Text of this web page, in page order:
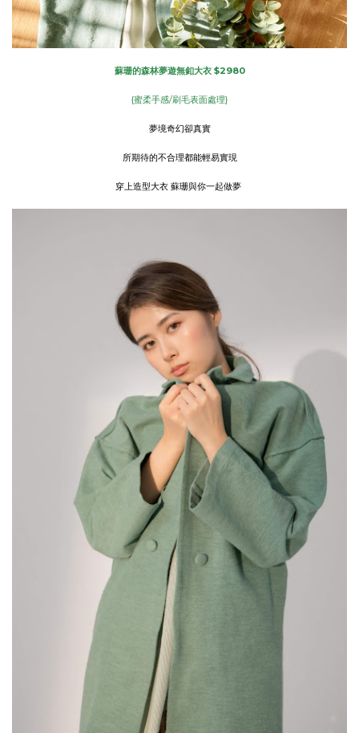
蘇珊的森林夢遊無釦大衣 $2980
{蜜柔手感/刷毛表面處理}
夢境奇幻卻真實
所期待的不合理都能輕易實現
穿上造型大衣 蘇珊與你一起做夢